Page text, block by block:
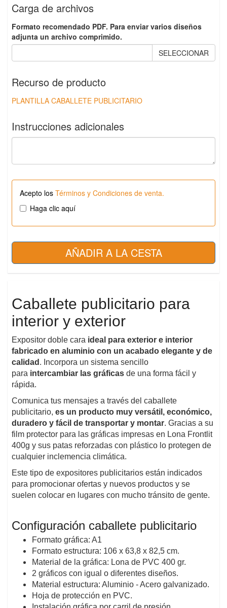
Carga de archivos
Formato recomendado PDF. Para enviar varios diseños
adjunta un archivo comprimido.
SELECCIONAR
Recurso de producto
PLANTILLA CABALLETE PUBLICITARIO
Instrucciones adicionales
Acepto los Términos y Condiciones de venta.
Haga clic aquí
Caballete publicitario para
interior y exterior
Expositor doble cara ideal para exterior e interior
fabricado en aluminio con un acabado elegante y de
calidad . Incorpora un sistema sencillo
para intercambiar las gráficas de una forma fácil y
rápida.
Comunica tus mensajes a través del caballete
publicitario, es un producto muy versátil, económico,
duradero y fácil de transportar y montar. Gracias a su
film protector para las gráficas impresas en Lona Frontlit
400g y sus patas reforzadas con plástico lo protegen de
cualquier inclemencia climática.
Este tipo de expositores publicitarios están indicados
para promocionar ofertas y nuevos productos y se
suelen colocar en lugares con mucho tránsito de gente.
Configuración caballete publicitario
Formato gráfica: A1
Formato estructura: 106 x 63,8 x 82,5 cm.
Material de la gráfica: Lona de PVC 400 gr.
2 gráficos con igual o diferentes diseños.
Material estructura: Aluminio - Acero galvanizado.
Hoja de protección en PVC.